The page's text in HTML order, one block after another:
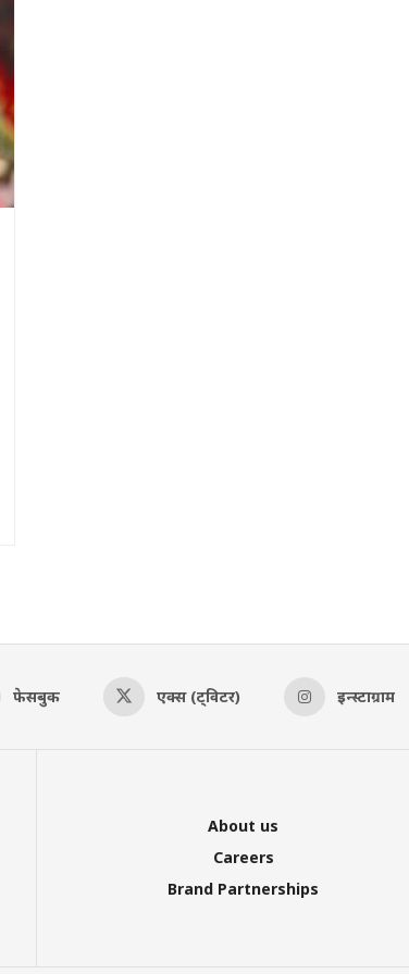
फेसबुक एक्स (ट्विटर) इन्स्टाग्राम
About us
Careers
Brand Partnerships